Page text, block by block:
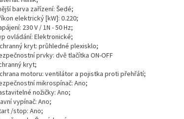
barva zařízení: Šedé;
elektrický [kW]: 0.220;
230 V / 1N - 50 Hz;
ovládání: Elektronické;
kryt: průhledné plexisklo;
prvky: dvě tlačítka ON-OFF
kryt;
motoru: ventilátor a pojistka proti přehřátí;
mikrospínač: Ano;
nožičky: Ano;
vypínač: Ano;
/stop: Ano;